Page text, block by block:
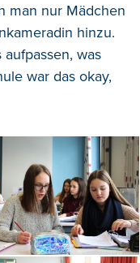
man nur Mädchen
hinzu.
was
war das okay,